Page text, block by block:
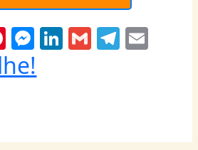
Pi
nt
er
M
ss
Li G T